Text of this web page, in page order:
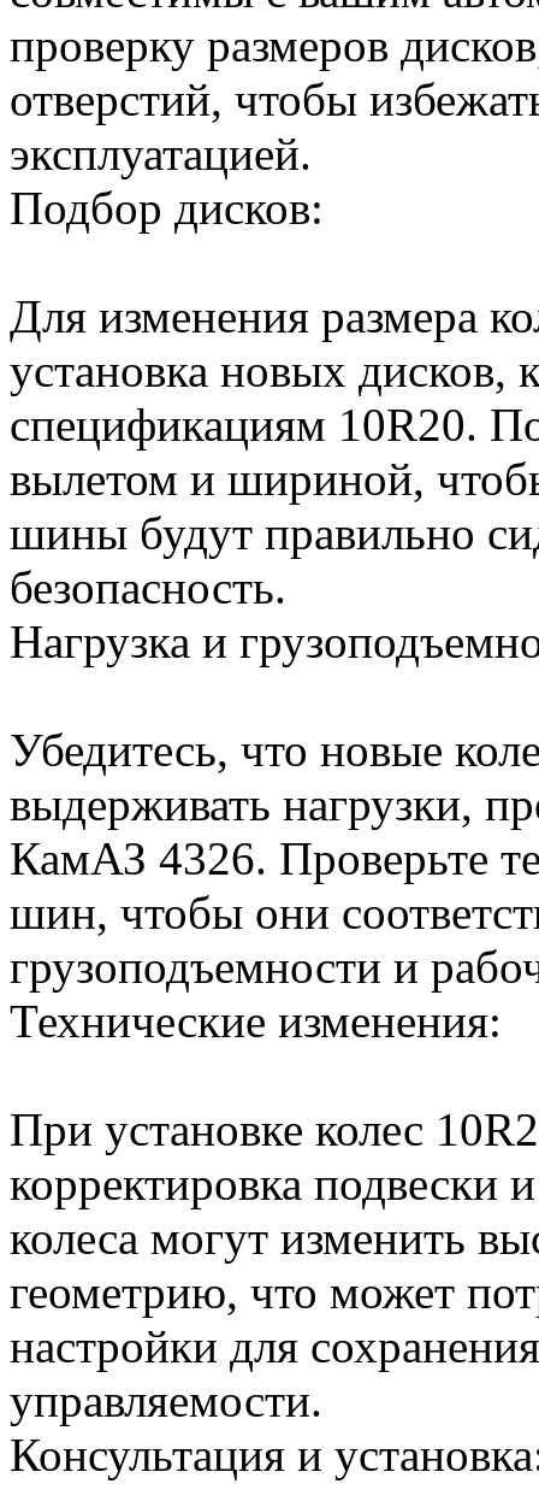
проверку размеров
отверстий, чтобы
эксплуатацией.
Подбор дисков:
Для изменения размера
установка новых дисков,
спецификациям 10R20.
вылетом и шириной,
шины будут правильно
безопасность.
Нагрузка и
Убедитесь, что новые
выдерживать нагрузки,
КамАЗ 4326. Проверьте
шин, чтобы они
грузоподъемности и
Технические изменения:
При установке колес
корректировка
колеса могут изменить
геометрию, что может
настройки для
управляемости.
Консультация и